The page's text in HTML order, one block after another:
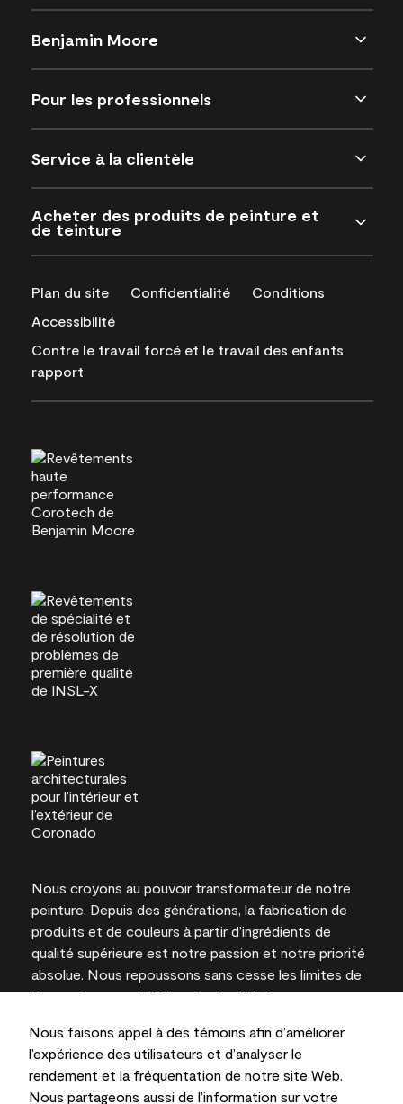
Nous faisons appel à des témoins afin d’améliorer
l’expérience des utilisateurs et d’analyser le
rendement et la fréquentation de notre site Web.
Nous partageons aussi de l’information sur votre
Benjamin Moore
Pour les professionnels
Service à la clientèle
Acheter des produits de peinture et
de teinture
Plan du site Confidentialité
Conditions
Accessibilité
Contre le travail forcé et le travail des enfants
rapport
Nous croyons au pouvoir transformateur de notre
peinture. Depuis des générations, la fabrication de
produits et de couleurs à partir d’ingrédients de
qualité supérieure est notre passion et notre priorité
absolue. Nous repoussons sans cesse les limites de
l’innovation et privilégions la durabilité pour
l’expertise locale.